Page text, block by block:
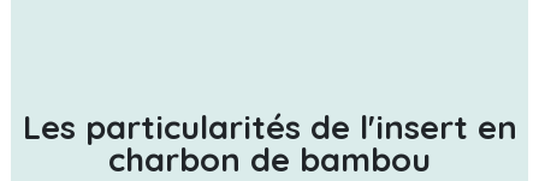
Les particularités de l'insert en
charbon de bambou